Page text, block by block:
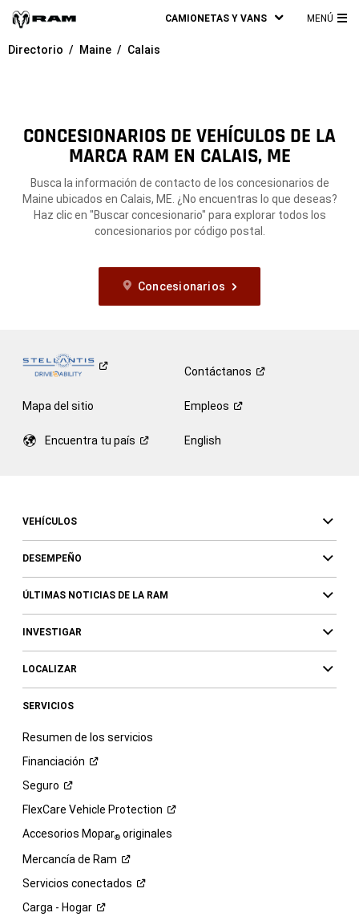
CAMIONETAS Y VANS MENÚ
Directorio Maine Calais
CONCESIONARIOS DE VEHÍCULOS DE LA
MARCA RAM EN CALAIS, ME
Busca la información de contacto de los concesionarios de
Maine ubicados en Calais, ME. ¿No encuentras lo que deseas?
Haz clic en "Buscar concesionario" para explorar todos los
concesionarios por código postal.
Concesionarios
Contáctanos
Mapa del sitio Empleos
Encuentra tu país English
VEHÍCULOS
DESEMPEÑO
ÚLTIMAS NOTICIAS DE LA RAM
INVESTIGAR
LOCALIZAR
SERVICIOS
Resumen de los servicios
Financiación
Seguro
FlexCare Vehicle Protection
Accesorios Mopar®originales
Mercancía de Ram
Servicios conectados
Carga - Hogar